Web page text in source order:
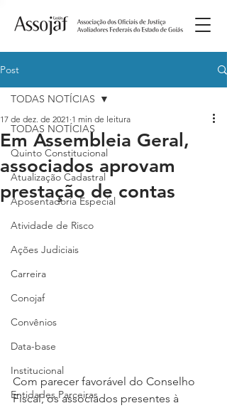
Post
TODAS NOTÍCIAS
Quinto Constitucional
Atualização Cadastral
Aposentadoria Especial
Atividade de Risco
Ações Judiciais
Carreira
Conojaf
Convênios
Data-base
Institucional
Entidades Parceiras
TODAS NOTÍCIAS
Em Assembleia Geral,
associados aprovam
prestação de contas
17 de dez. de 2021 1 min de leitura
Com parecer favorável do Conselho
Fiscal, os associados presentes à